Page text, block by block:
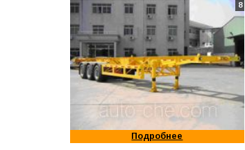
8
Подробнее